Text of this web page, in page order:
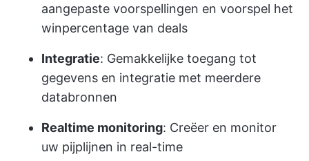
aangepaste voorspellingen en voorspel het
winpercentage van deals
Integratie: Gemakkelijke toegang tot
gegevens en integratie met meerdere
databronnen
Realtime monitoring: Creëer en monitor
uw pijplijnen in real-time